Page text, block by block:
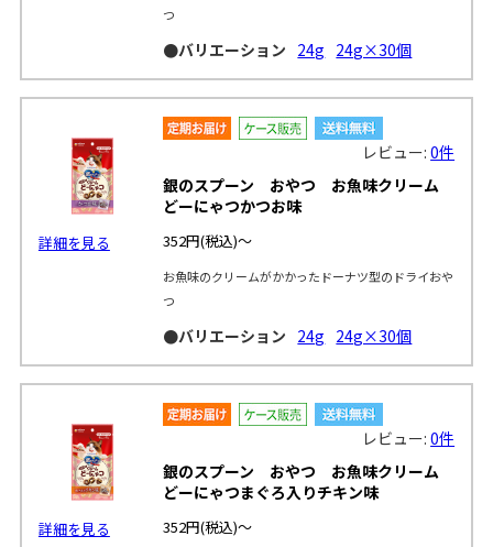
つ
●バリエーション 24g 24g×30個
詳細を見る
レビュー:0件
銀のスプーン おやつ お魚味クリーム
どーにゃつかつお味
352円(税込)～
お魚味のクリームがかかったドーナツ型のドライおや
つ
●バリエーション 24g 24g×30個
詳細を見る
レビュー:0件
銀のスプーン おやつ お魚味クリーム
どーにゃつまぐろ入りチキン味
352円(税込)～